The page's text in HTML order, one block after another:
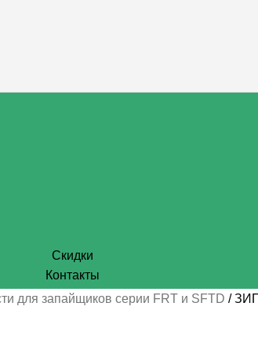
Скидки
Контакты
для запайщиков серии FRT и SFTD